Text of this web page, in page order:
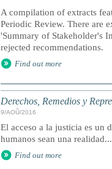
A compilation of extracts
Periodic Review. There are
'Summary of Stakeholder's
rejected recommendations.
Find out more
Derechos, Remedios y
9/AOÛ/2016
El acceso a la justicia es un
humanos sean una realidad...
Find out more